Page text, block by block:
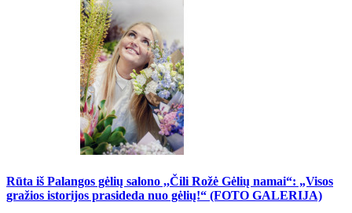
Rūta iš Palangos gėlių salono ,,Čili Rožė Gėlių namai“: „Visos
gražios istorijos prasideda nuo gėlių!“ (FOTO GALERIJA)